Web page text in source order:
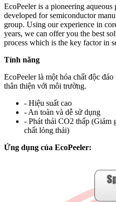
EcoPeeler is a pioneering
developed for semiconductor
group. Using our experience in
years, we can offer you the best
process which is the key factor in
Tính năng
EcoPeeler là một hóa chất độc
thân thiện với môi trường.
- Hiệu suất cao
- An toàn và dễ sử dụng
- Phát thải CO2 thấp (Giảm
chất lỏng thải)
Ứng dụng của EcoPeeler: